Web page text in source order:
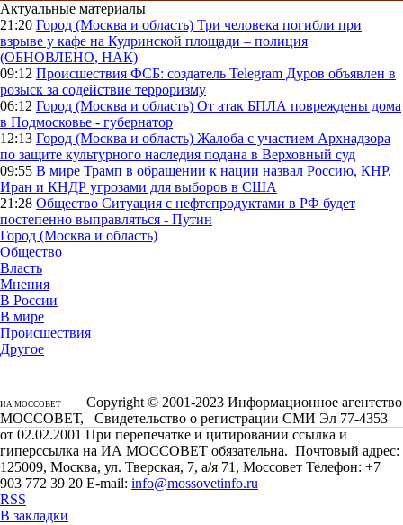
Актуальные материалы
21:20 Город (Москва и область) Три человека погибли при
взрыве у кафе на Кудринской площади – полиция
(ОБНОВЛЕНО, НАК)
09:12 Происшествия ФСБ: создатель Telegram Дуров объявлен в
розыск за содействие терроризму
06:12 Город (Москва и область) От атак БПЛА повреждены дома
в Подмосковье - губернатор
12:13 Город (Москва и область) Жалоба с участием Архнадзора
по защите культурного наследия подана в Верховный суд
09:55 В мире Трамп в обращении к нации назвал Россию, КНР,
Иран и КНДР угрозами для выборов в США
21:28 Общество Ситуация с нефтепродуктами в РФ будет
постепенно выправляться - Путин
Город (Москва и область)
Общество
Власть
Мнения
В России
В мире
Происшествия
Другое
ИА МОССОВЕТ
Copyright © 2001-2023 Информационное агентство
МОССОВЕТ, Свидетельство о регистрации СМИ Эл 77-4353
от 02.02.2001 При перепечатке и цитировании ссылка и
гиперссылка на ИА МОССОВЕТ обязательна. Почтовый адрес:
125009, Москва, ул. Тверская, 7, а/я 71, Моссовет Телефон: +7
903 772 39 20 E-mail: info@mossovetinfo.ru
RSS
В закладки